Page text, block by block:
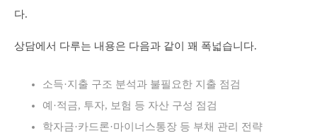
다.
상담에서 다루는 내용은 다음과 같이 꽤 폭넓습니다.
소득·지출 구조 분석과 불필요한 지출 점검
예·적금, 투자, 보험 등 자산 구성 점검
학자금·카드론·마이너스통장 등 부채 관리 전략